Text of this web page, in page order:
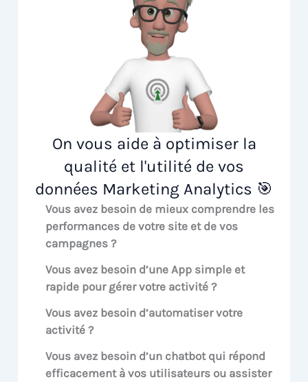
On vous aide à optimiser la
qualité et l'utilité de vos
données Marketing Analytics 🎯
Vous avez besoin de mieux comprendre les
performances de votre site et de vos
campagnes ?
Vous avez besoin d’une App simple et
rapide pour gérer votre activité ?
Vous avez besoin d’automatiser votre
activité ?
Vous avez besoin d’un chatbot qui répond
efficacement à vos utilisateurs ou assister